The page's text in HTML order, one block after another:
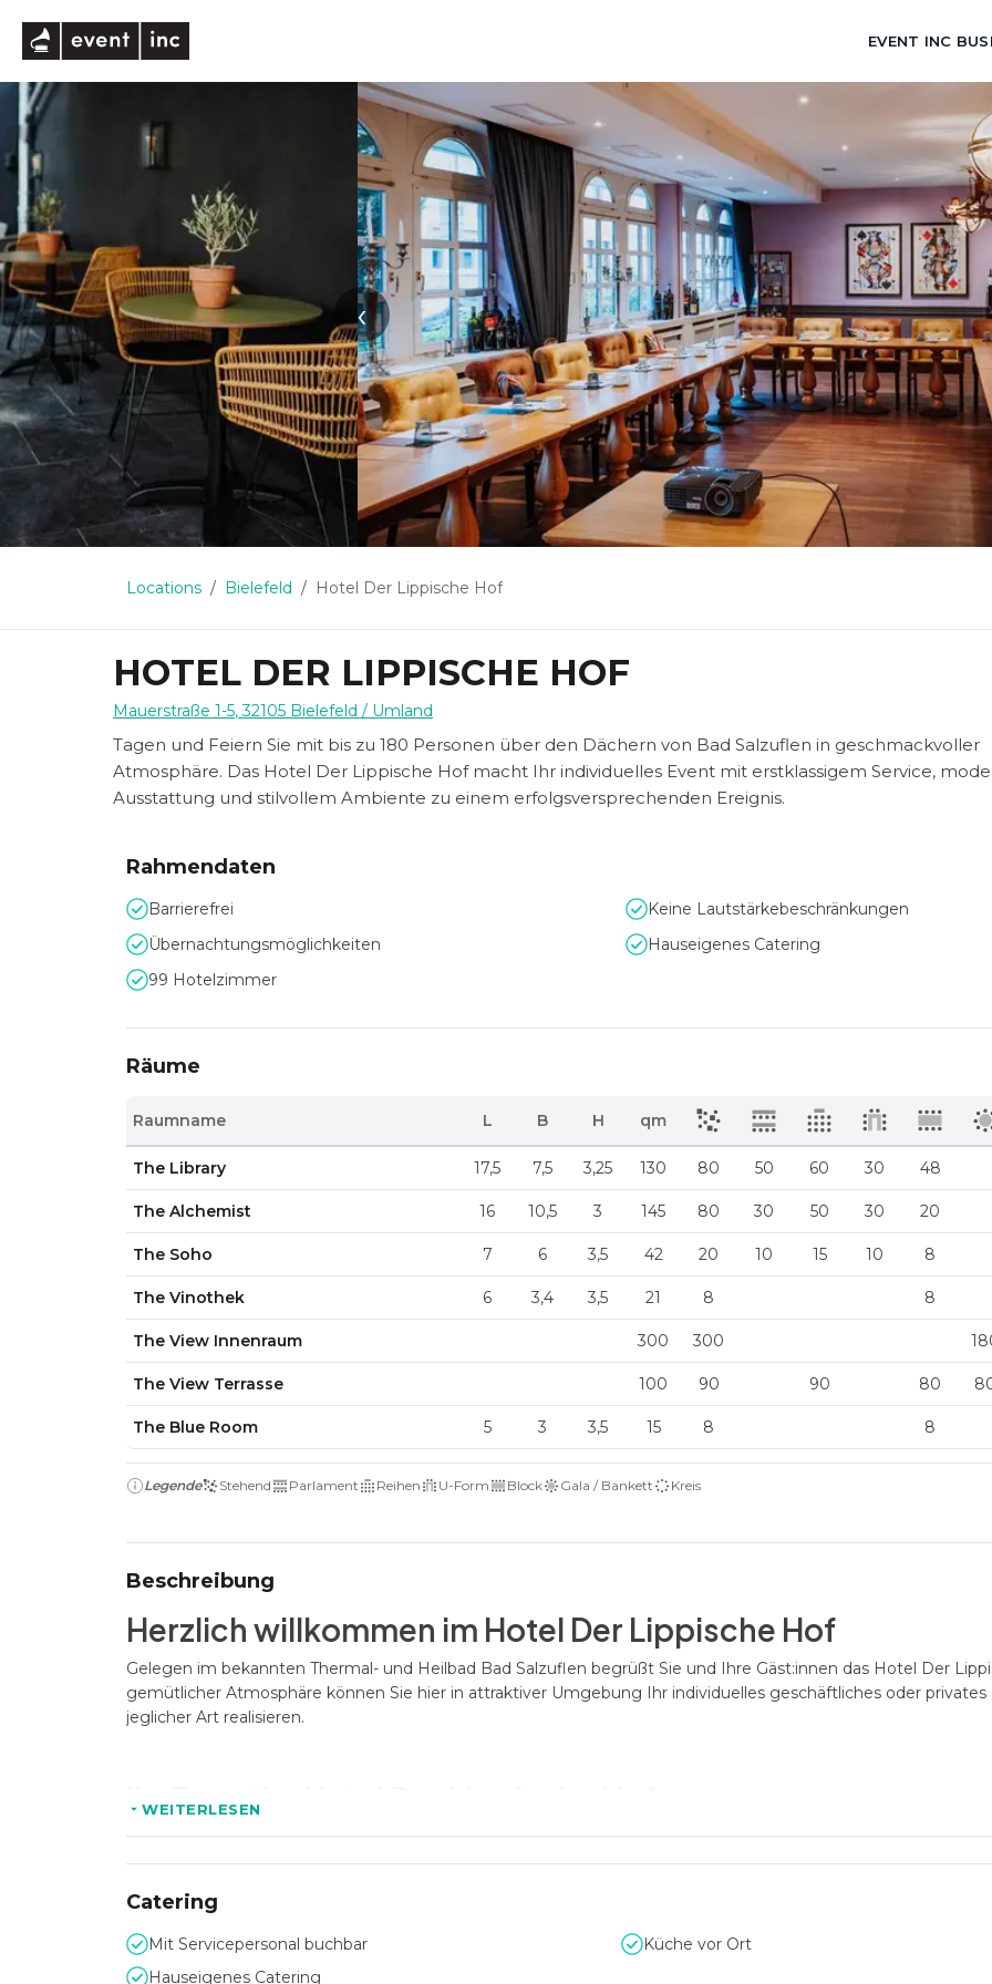
EVENT INC
‹
Locations Bielefeld Hotel Der Lippische Hof
HOTEL DER LIPPISCHE HOF
Mauerstraße 1-5,32105 Bielefeld / Umland
Tagen und Feiern Sie mit bis zu 180 Personen über den Dächern von Bad Salzuflen in geschmackvoller
Atmosphäre. Das Hotel Der Lippische Hof macht Ihr individuelles Event mit erstklassigem Service,
Ausstattung und stilvollem Ambiente zu einem erfolgsversprechenden Ereignis.
Rahmendaten
Barrierefrei
Keine Lautstärkebeschränkungen
Übernachtungsmöglichkeiten
Hauseigenes Catering
99 Hotelzimmer
Räume
Raumname L B H qm
The Library 17,5 7,5 3,25 130 80 50 60 30 48
The Alchemist 16 10,5 3 145 80 30 50 30 20
The Soho 7 6 3,5 42 20 10 15 10 8
The Vinothek 6 3,4 3,5 21 8 8
The View Innenraum 300 300
The View Terrasse 100 90 90 80
The Blue Room 5 3 3,5 15 8 8
Legende Stehend Parlament Reihen U-Form Block Gala / Bankett Kreis
Beschreibung
Herzlich willkommen im Hotel Der Lippische Hof
Gelegen im bekannten Thermal- und Heilbad Bad Salzuflen begrüßt Sie und Ihre Gäst:innen das Hotel Der
gemütlicher Atmosphäre können Sie hier in attraktiver Umgebung Ihr individuelles geschäftliches oder privates
jeglicher Art realisieren.
Ihr Event im Hotel Der Lippische Hof
Für größere Tagungen, Firmenevents jeglicher Art und Hochzeiten eignen sich hervorragend die Eventlocation
und die angrenzende Dachterrasse mit einer Gesamtgröße von 400qm. Hier können Sie mit bis zu 180
Cooking und komfortables Mobiliar sorgen für ein außergewöhnliches Ambiente.
WEITERLESEN
Catering
Mit Servicepersonal buchbar
Küche vor Ort
Hauseigenes Catering